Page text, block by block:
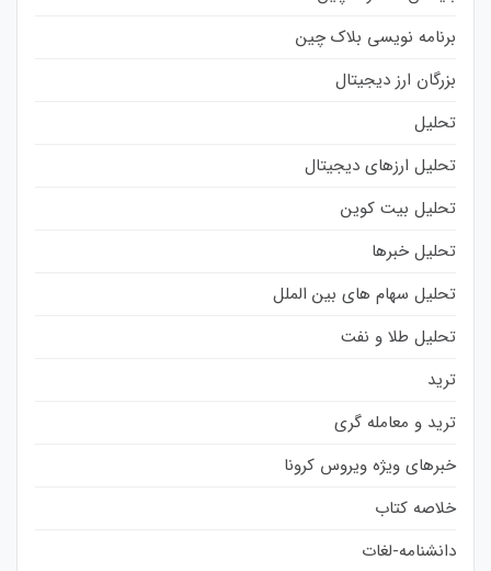
برنامه نویسی بلاک چین
بزرگان ارز دیجیتال
تحلیل
تحلیل ارزهای دیجیتال
تحلیل بیت کوین
تحلیل خبرها
تحلیل سهام های بین الملل
تحلیل طلا و نفت
ترید
ترید و معامله گری
خبرهای ویژه ویروس کرونا
خلاصه کتاب
دانشنامه-لغات